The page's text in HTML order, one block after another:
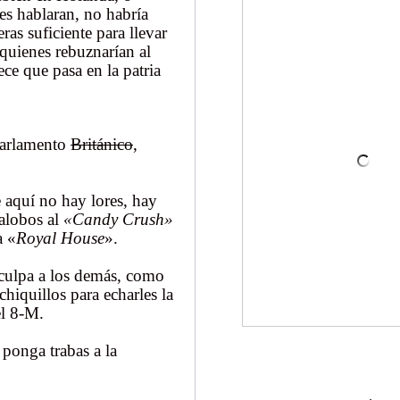
hablaran, no habría
suficiente para llevar
rebuznarían al
que pasa en la patria
Británico,
aquí no hay lores, hay
al «Candy Crush»
«Royal House».
a los demás, como
para echarles la
8-M.
trabas a la